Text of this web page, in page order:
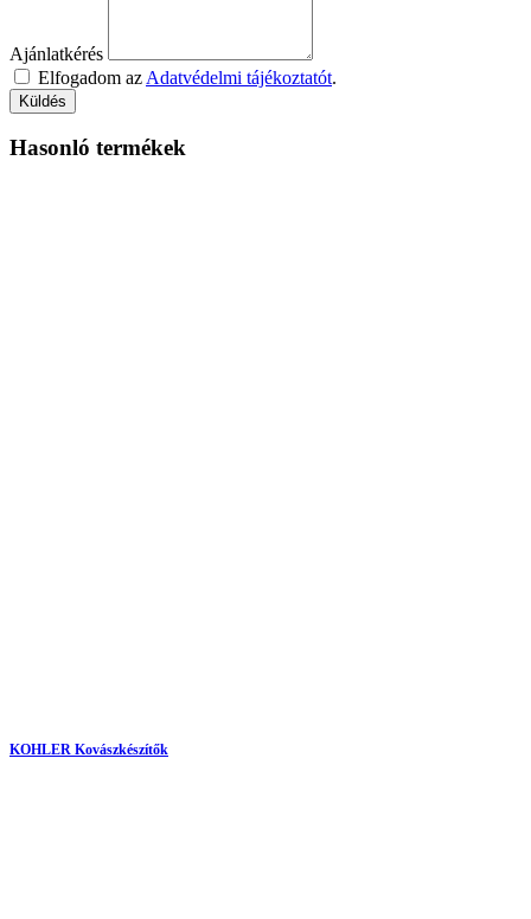
Ajánlatkérés
Elfogadom az Adatvédelmi tájékoztatót.
Küldés
Hasonló termékek
KOHLER Kovászkészítők